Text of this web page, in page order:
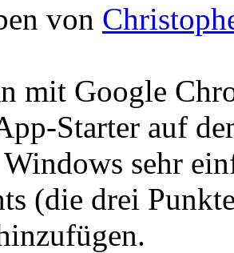
von
mit Google
Starter auf
Windows sehr
(die drei